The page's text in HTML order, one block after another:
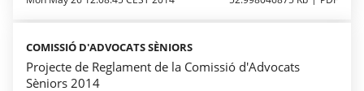
COMISSIÓ D'ADVOCATS SÈNIORS
Projecte de Reglament de la Comissió d'Advocats
Sèniors 2014